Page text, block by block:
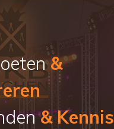
&
& Kennis